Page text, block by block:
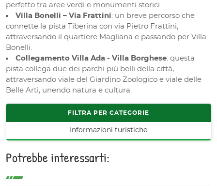
perfetto tra aree verdi e monumenti storici.
Villa Bonelli – Via Frattini: un breve percorso che
connette la pista Tiberina con via Pietro Frattini,
attraversando il quartiere Magliana e passando per Villa
Bonelli.
Collegamento Villa Ada - Villa Borghese: questa
pista collega due dei parchi più belli della città,
attraversando viale del Giardino Zoologico e viale delle
Belle Arti, unendo natura e cultura.
FILTRA PER CATEGORIE
Informazioni turistiche
Potrebbe interessarti: